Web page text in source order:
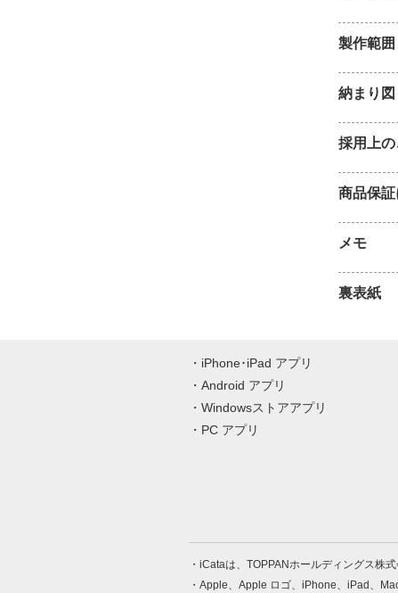
製作範囲
納まり図
採用上
商品保
メモ
裏表紙
iPhone･iPad アプリ
Android アプリ
Windowsストアアプリ
PC アプリ
iCataは、TOPPANホールディングス株式
Apple、Apple ロゴ、iPhone、iPad、